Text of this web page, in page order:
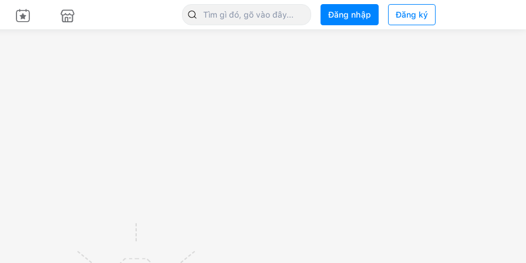
Đăng nhập Đăng ký